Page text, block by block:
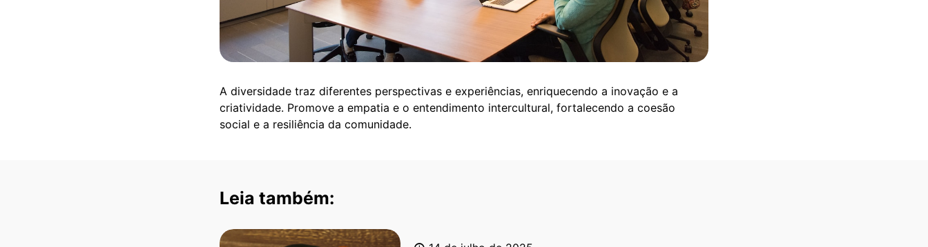
A diversidade traz diferentes perspectivas e experiências, enriquecendo a inovação e a
criatividade. Promove a empatia e o entendimento intercultural, fortalecendo a coesão
social e a resiliência da comunidade.
Leia também: